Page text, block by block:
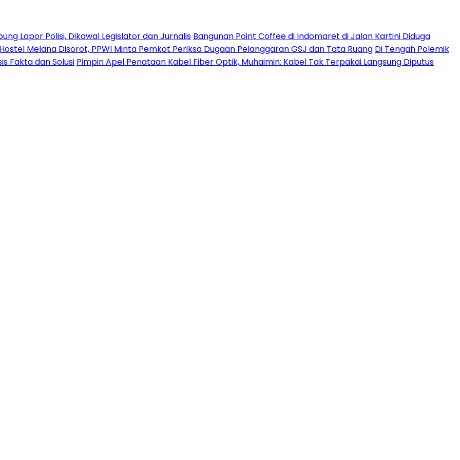
Lapor Polisi, Dikawal Legislator dan Jurnalis Bangunan Point Coffee di Indomaret di Jalan Kartini Diduga
Melana Disorot, PPWI Minta Pemkot Periksa Dugaan Pelanggaran GSJ dan Tata Ruang Di Tengah Polemik
Fakta dan Solusi Pimpin Apel Penataan Kabel Fiber Optik, Muhaimin: Kabel Tak Terpakai Langsung Diputus